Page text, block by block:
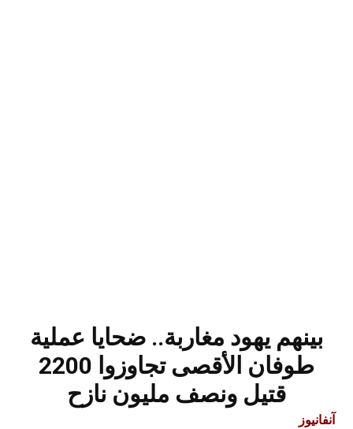
بينهم يهود مغاربة.. ضحايا عملية
طوفان الأقصى تجاوزوا 2200
قتيل ونصف مليون نازح
آنفانيوز